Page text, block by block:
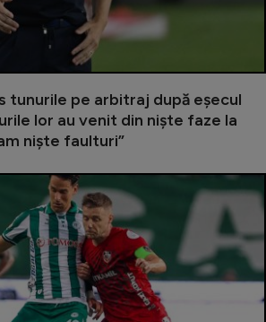
1
sporturi
tunurile pe arbitraj după eșecul
lor au venit din niște faze la
niște faulturi”